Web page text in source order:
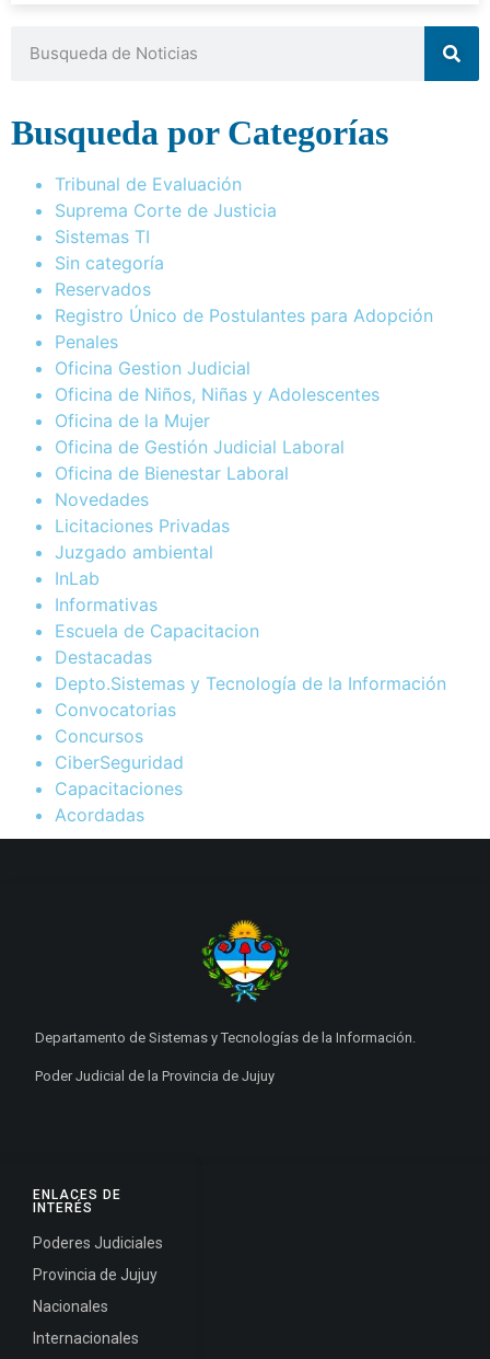
Busqueda por Categorías
Tribunal de Evaluación
Suprema Corte de Justicia
Sistemas TI
Sin categoría
Reservados
Registro Único de Postulantes para Adopción
Penales
Oficina Gestion Judicial
Oficina de Niños, Niñas y Adolescentes
Oficina de la Mujer
Oficina de Gestión Judicial Laboral
Oficina de Bienestar Laboral
Novedades
Licitaciones Privadas
Juzgado ambiental
InLab
Informativas
Escuela de Capacitacion
Destacadas
Depto.Sistemas y Tecnología de la Información
Convocatorias
Concursos
CiberSeguridad
Capacitaciones
Acordadas
ENLACES DE
INTERÉS
Poderes Judiciales
Provincia de Jujuy
Nacionales
Internacionales
Departamento de Sistemas y Tecnologías de la Información.
Poder Judicial de la Provincia de Jujuy